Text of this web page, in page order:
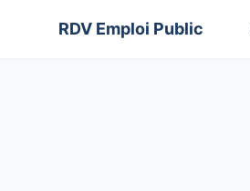
RDV Emploi Public